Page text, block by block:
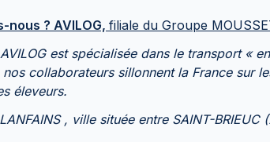
nous ? AVILOG, filiale du Groupe
est spécialisée dans le transport «
collaborateurs sillonnent la France sur
éleveurs.
, ville située entre SAINT-